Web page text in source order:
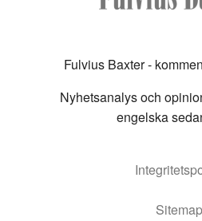
Fulvius Baxter -
Nyhetsanalys och
engelska
Sitemap